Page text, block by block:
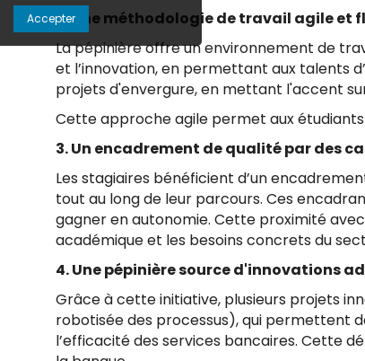
Accepter2. Une méthodologie de travail agile et
La pépinière offre un environnement de
et l’innovation, en permettant aux talents
projets d'envergure, en mettant l'accent
Cette approche agile permet aux
3. Un encadrement de qualité par des
Les stagiaires bénéficient d’un
tout au long de leur parcours. Ces
gagner en autonomie. Cette proximité
académique et les besoins concrets du
4. Une pépinière source d'innovations
Grâce à cette initiative, plusieurs projets
robotisée des processus), qui permettent
l’efficacité des services bancaires. Cette